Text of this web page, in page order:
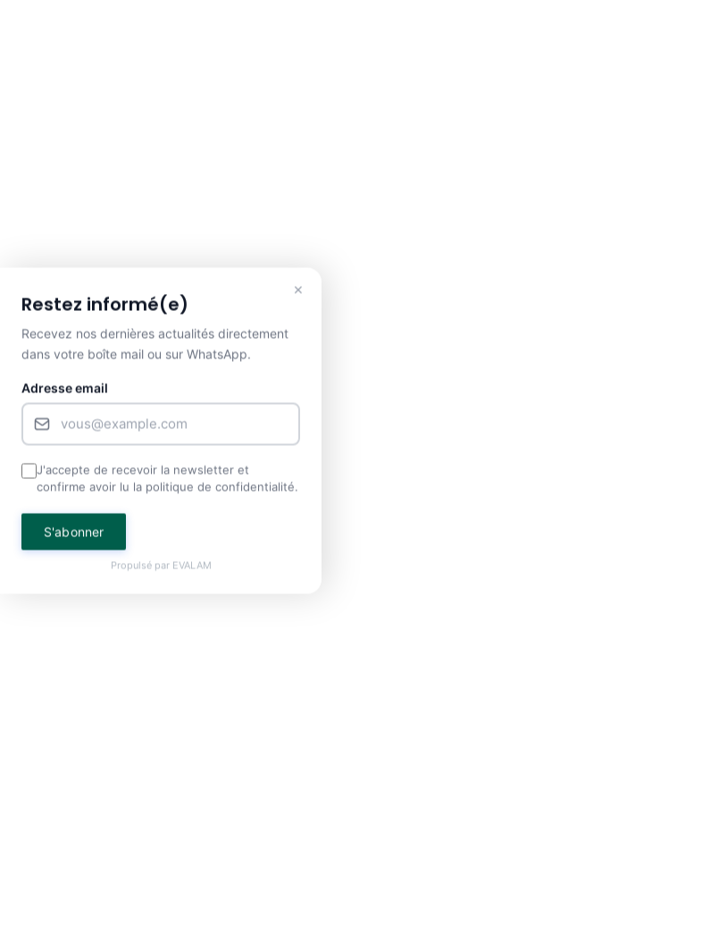
×
Restez informé(e)
Recevez nos dernières actualités directement
dans votre boîte mail ou sur WhatsApp.
Adresse email
J'accepte de recevoir la newsletter et
confirme avoir lu la politique de confidentialité.
S'abonner
Propulsé par EVALAM